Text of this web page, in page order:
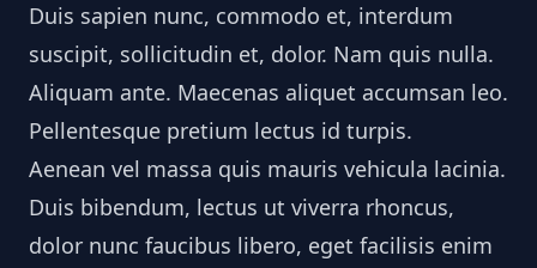
Duis sapien nunc, commodo et, interdum
suscipit, sollicitudin et, dolor. Nam quis nulla.
Aliquam ante. Maecenas aliquet accumsan leo.
Pellentesque pretium lectus id turpis.
Aenean vel massa quis mauris vehicula lacinia.
Duis bibendum, lectus ut viverra rhoncus,
dolor nunc faucibus libero, eget facilisis enim